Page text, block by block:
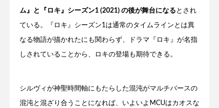
ム』と『ロキ』シーズン1 (2021) の後が舞台になる とされ
ている。『ロキ』シーズン1は通常のタイムラインとは異
なる物語が描かれたにも関わらず、ドラマ『ロキ』が名指
しされていることから、ロキの登場も期待できる。
シルヴィが神聖時間軸にもたらした混沌がマルチバースの
混沌と混ざり合うことになれば、いよいよMCUはカオスな